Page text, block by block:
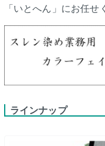
「いとへん」にお任せ
ラインナップ